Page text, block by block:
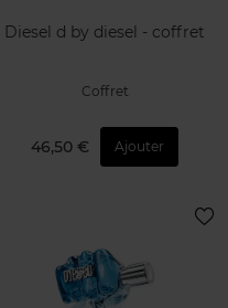
Diesel d by diesel - coffret
Coffret
46,50 € Ajouter